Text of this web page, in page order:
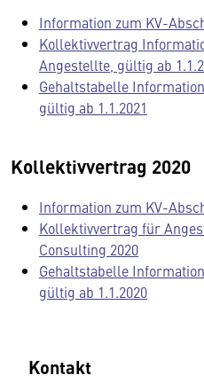
Information zum KV-
Kollektivvertrag
Angestellte, gültig ab
Gehaltstabelle
gültig ab 1.1.2021
Kollektivvertrag 2020
Information zum KV-
Kollektivvertrag für
Consulting 2020
Gehaltstabelle
gültig ab 1.1.2020
Kontakt